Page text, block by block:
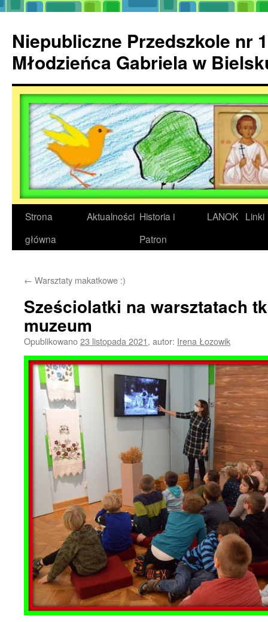
treści
Niepubliczne Przedszkole nr
Młodzieńca Gabriela w
Strona
główna
Aktualności Historia i
Patron
LANOK Linki
← Warsztaty makatkowe :)
Sześciolatki na warsztatach
muzeum
Opublikowano23 listopada 2021, autor: Irena Łozowik